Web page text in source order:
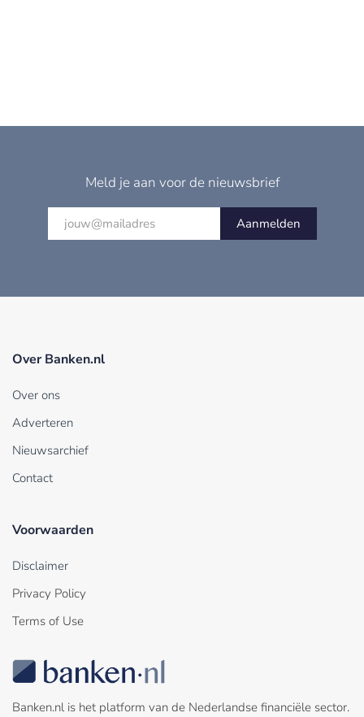
Meld je aan voor de nieuwsbrief
Aanmelden
Over Banken.nl
Over ons
Adverteren
Nieuwsarchief
Contact
Voorwaarden
Disclaimer
Privacy Policy
Terms of Use
Banken.nl is het platform van de Nederlandse financiële sector.